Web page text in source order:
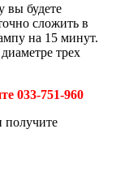
вы будете
сложить в
на 15 минут.
трех
033-751-960
получите